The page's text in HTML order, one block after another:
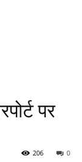
पर
0
206